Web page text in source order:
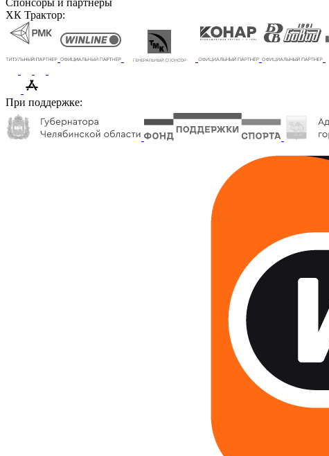
Спонсоры и партнеры
ХК Трактор:
При поддержке: